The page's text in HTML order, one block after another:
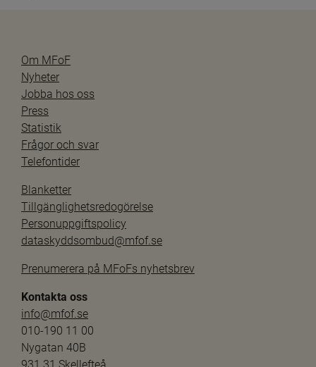
Om MFoF
Nyheter
Jobba hos oss
Press
Statistik
Frågor och svar
Telefontider
Blanketter
Tillgänglighetsredogörelse
Personuppgiftspolicy
dataskyddsombud@mfof.se
Prenumerera på MFoFs nyhetsbrev
Kontakta oss
info@mfof.se
010-190 11 00
Nygatan 40B